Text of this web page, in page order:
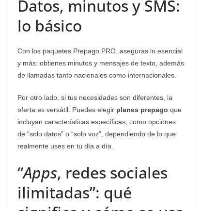
Datos, minutos y SMS:
lo básico
Con los paquetes Prepago PRO, aseguras lo esencial
y más: obtienes minutos y mensajes de texto, además
de llamadas tanto nacionales como internacionales.
Por otro lado, si tus necesidades son diferentes, la
oferta es versátil. Puedes elegir planes prepago que
incluyan características específicas, como opciones
de “solo datos” o “solo voz”, dependiendo de lo que
realmente uses en tu día a día.
“Apps, redes sociales
ilimitadas”: qué